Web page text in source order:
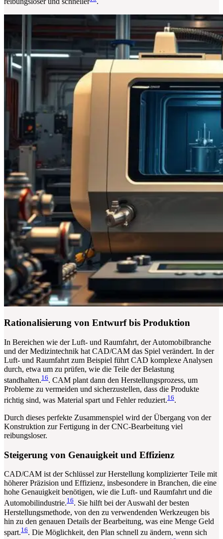
Rationalisierung von Entwurf bis Produktion
In Bereichen wie der Luft- und Raumfahrt, der Automobilbranche
und der Medizintechnik hat CAD/CAM das Spiel verändert. In der
Luft- und Raumfahrt zum Beispiel führt CAD komplexe Analysen
durch, etwa um zu prüfen, wie die Teile der Belastung
standhalten.16. CAM plant dann den Herstellungsprozess, um
Probleme zu vermeiden und sicherzustellen, dass die Produkte
richtig sind, was Material spart und Fehler reduziert.16.
Durch dieses perfekte Zusammenspiel wird der Übergang von der
Konstruktion zur Fertigung in der CNC-Bearbeitung viel
reibungsloser.
Steigerung von Genauigkeit und Effizienz
CAD/CAM ist der Schlüssel zur Herstellung komplizierter Teile mit
höherer Präzision und Effizienz, insbesondere in Branchen, die eine
hohe Genauigkeit benötigen, wie die Luft- und Raumfahrt und die
Automobilindustrie.16. Sie hilft bei der Auswahl der besten
Herstellungsmethode, von den zu verwendenden Werkzeugen bis
hin zu den genauen Details der Bearbeitung, was eine Menge Geld
spart.16. Die Möglichkeit, den Plan schnell zu ändern, wenn sich